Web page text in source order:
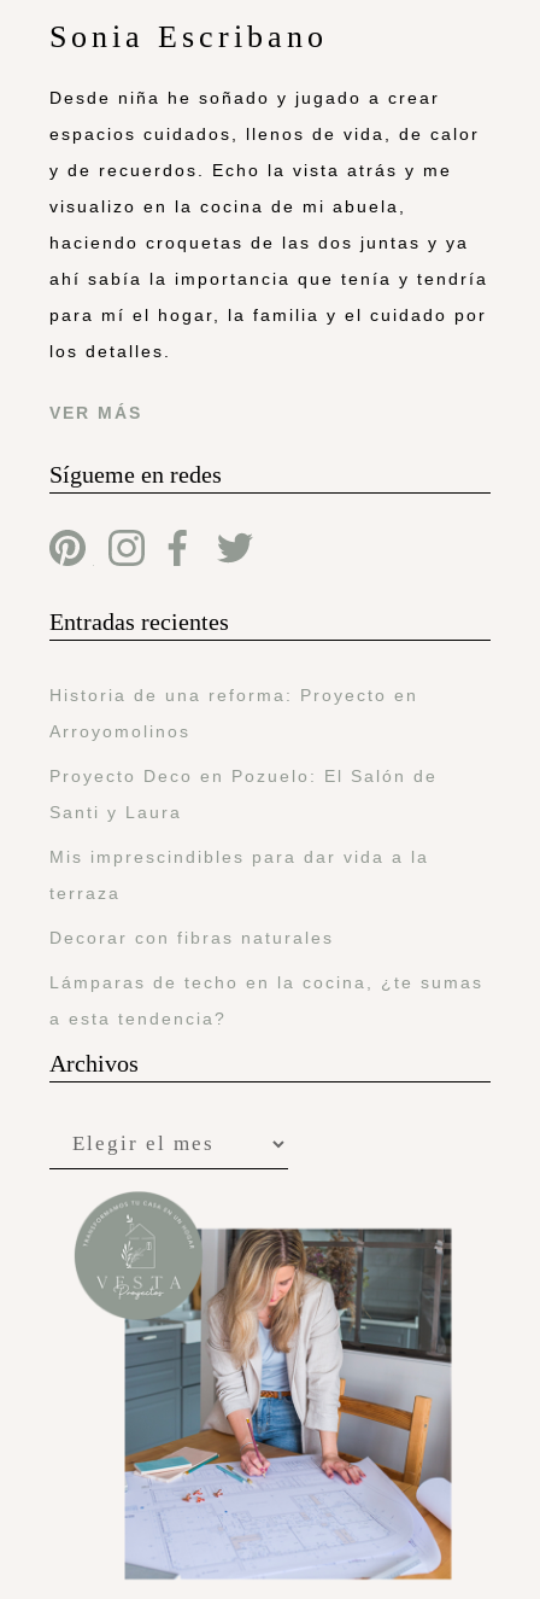
Sonia Escribano
Desde niña he soñado y jugado a crear
espacios cuidados, llenos de vida, de calor
y de recuerdos. Echo la vista atrás y me
visualizo en la cocina de mi abuela,
haciendo croquetas de las dos juntas y ya
ahí sabía la importancia que tenía y tendría
para mí el hogar, la familia y el cuidado por
los detalles.
VER MÁS
Sígueme en redes
Entradas recientes
Historia de una reforma: Proyecto en
Arroyomolinos
Proyecto Deco en Pozuelo: El Salón de
Santi y Laura
Mis imprescindibles para dar vida a la
terraza
Decorar con fibras naturales
Lámparas de techo en la cocina, ¿te sumas
a esta tendencia?
Archivos